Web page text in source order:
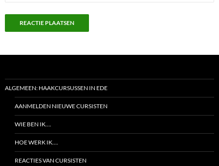
ALGEMEEN: HAAKCURSUSSEN IN EDE
AANMELDEN NIEUWE CURSISTEN
WIE BEN IK….
HOE WERK IK….
REACTIES VAN CURSISTEN